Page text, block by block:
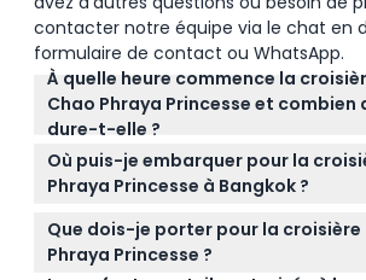
contacter notre équipe via le chat en
formulaire de contact ou WhatsApp.
À quelle heure commence la
Chao Phraya Princesse et combien
dure-t-elle ?
La croisière embarque généralement
et 19h00, avec un départ vers
deux heures, se terminant à 21h30
à changement — veuillez confirmer
la réservation).
Où puis-je embarquer pour la
Phraya Princesse à Bangkok ?
Vous pouvez embarquer depuis
pratiques, notamment le quai River
Asiatique Le Front de Rivière,
Que dois-je porter pour la croisière
Phraya Princesse ?